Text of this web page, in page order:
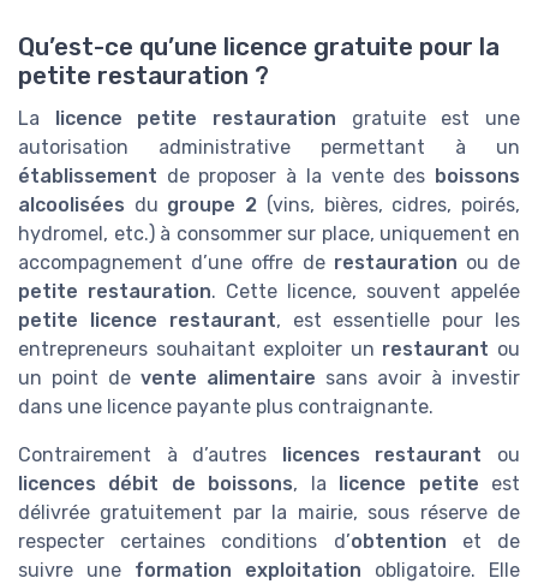
Qu’est-ce qu’une licence gratuite pour la
petite restauration ?
La licence petite restauration gratuite est une
autorisation administrative permettant à un
établissement de proposer à la vente des boissons
alcoolisées du groupe 2 (vins, bières, cidres, poirés,
hydromel, etc.) à consommer sur place, uniquement en
accompagnement d’une offre de restauration ou de
petite restauration. Cette licence, souvent appelée
petite licence restaurant, est essentielle pour les
entrepreneurs souhaitant exploiter un restaurant ou
un point de vente alimentaire sans avoir à investir
dans une licence payante plus contraignante.
Contrairement à d’autres licences restaurant ou
licences débit de boissons, la licence petite est
délivrée gratuitement par la mairie, sous réserve de
respecter certaines conditions d’obtention et de
suivre une formation exploitation obligatoire. Elle